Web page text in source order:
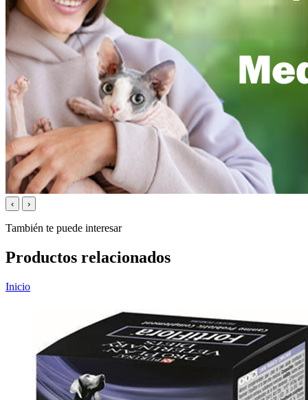
‹ ›
También te puede interesar
Productos relacionados
Inicio